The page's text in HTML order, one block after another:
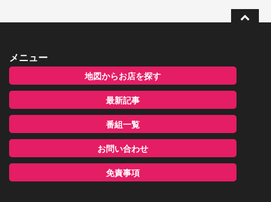
メニュー
地図からお店を探す
最新記事
番組一覧
お問い合わせ
免責事項